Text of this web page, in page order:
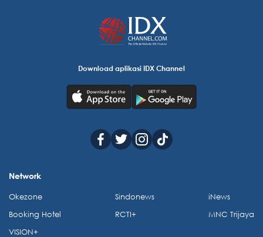
Download aplikasi IDX Channel
Network
Okezone
Booking Hotel
VISION+
Sindonews
RCTI+
iNews
MNC Trijaya